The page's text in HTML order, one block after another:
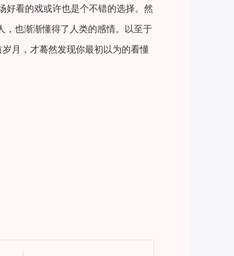
好看的戏或许也是个不错的选择。然
，也渐渐懂得了人类的感情。以至于
月，才蓦然发现你最初以为的看懂